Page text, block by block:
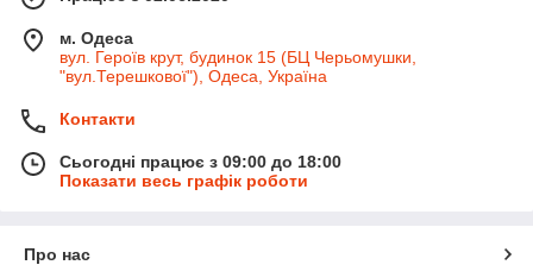
м. Одеса
вул. Героїв крут, будинок 15 (БЦ Черьомушки,
"вул.Терешкової"), Одеса, Україна
Контакти
Сьогодні працює з 09:00 до 18:00
Показати весь графік роботи
Про нас